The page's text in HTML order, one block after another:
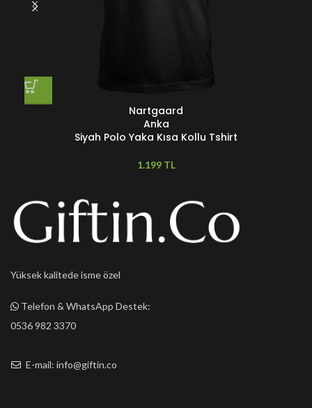
Nartgaard
Anka
Siyah Polo Yaka Kısa Kollu Tshirt
TL
Yüksek kalitede isme özel
Telefon & WhatsApp Destek:
0536 982 3370
E-mail: info@giftin.co